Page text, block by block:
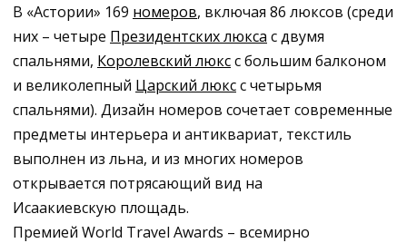
В «Астории» 169 номеров, включая 86 люксов (среди
них – четыре Президентских люкса с двумя
спальнями, Королевский люксс большим балконом
и великолепный Царский люксс четырьмя
спальнями). Дизайн номеров сочетает современные
предметы интерьера и антиквариат, текстиль
выполнен из льна, и из многих номеров
открывается потрясающий вид на
Исаакиевскую площадь.
Премией World Travel Awards – всемирно